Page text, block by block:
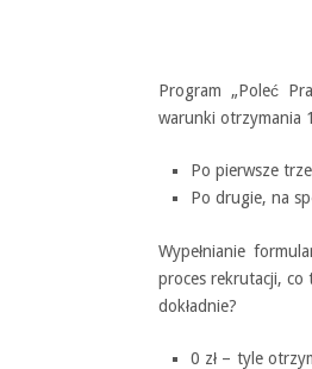
Program „Poleć
warunki otrzymania
Po pierwsze
Po drugie, na
Wypełnianie
proces rekrutacji, co
dokładnie?
0 zł – tyle